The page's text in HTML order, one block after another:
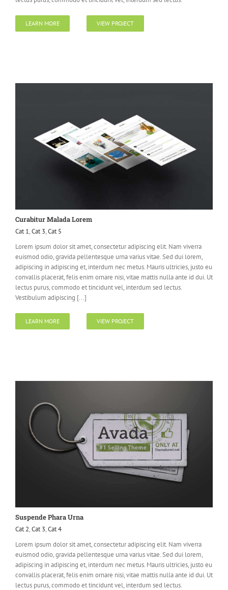
LEARN MORE VIEW PROJECT
Curabitur Malada Lorem
Cat 1,Cat 3,Cat 5
Lorem ipsum dolor sit amet, consectetur adipiscing elit. Nam viverra
euismod odio, gravida pellentesque urna varius vitae. Sed dui lorem,
adipiscing in adipiscing et, interdum nec metus. Mauris ultricies, justo eu
convallis placerat, felis enim ornare nisi, vitae mattis nulla ante id dui. Ut
lectus purus, commodo et tincidunt vel, interdum sed lectus.
Vestibulum adipiscing [...]
LEARN MORE VIEW PROJECT
Suspende Phara Urna
Cat 2,Cat 3,Cat 4
Lorem ipsum dolor sit amet, consectetur adipiscing elit. Nam viverra
euismod odio, gravida pellentesque urna varius vitae. Sed dui lorem,
adipiscing in adipiscing et, interdum nec metus. Mauris ultricies, justo eu
convallis placerat, felis enim ornare nisi, vitae mattis nulla ante id dui. Ut
lectus purus, commodo et tincidunt vel, interdum sed lectus.